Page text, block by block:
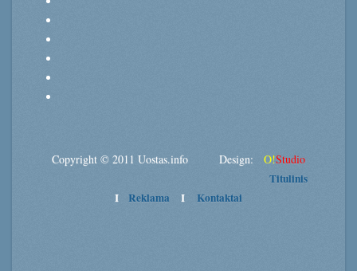
Copyright © 2011 Uostas.info Design: O!Studio
Titulinis
I Reklama I Kontaktai